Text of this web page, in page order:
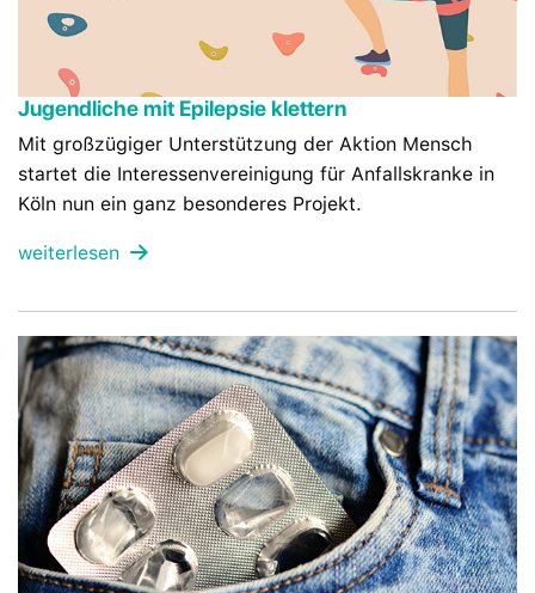
Jugendliche mit Epilepsie klettern
Mit großzügiger Unterstützung der Aktion Mensch
startet die Interessenvereinigung für Anfallskranke in
Köln nun ein ganz besonderes Projekt.
weiterlesen